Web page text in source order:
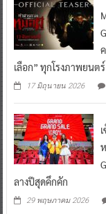
เลือก” ทุกโรงภาพยนต
17 มิถุนายน 2026
ลางปีสุดคึกคัก
29 พฤษภาคม 2026